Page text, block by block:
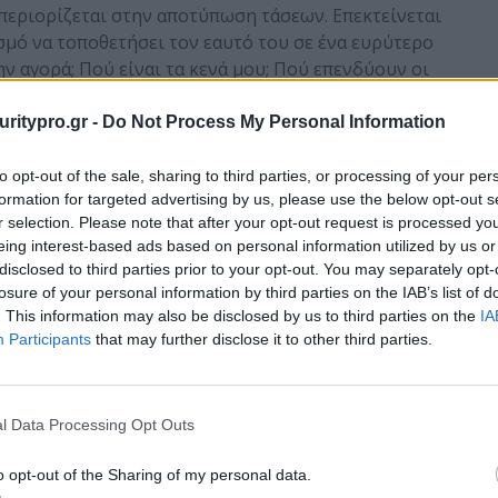
- Do Not Process My Personal Information
opt-out of the sale, sharing to third parties, or processing of your
for targeted advertising by us, please use the below opt-out
selection. Please note that after your opt-out request is processed
interest-based ads based on personal information utilized by us
to third parties prior to your opt-out. You may separately
of your personal information by third parties on the IAB’s list of
This information may also be disclosed by us to third parties on the
Participants that may further disclose it to other third parties.
Data Processing Opt Outs
opt-out of the Sharing of my personal data.
στην αποτύπωση τάσεων. Επεκτείνεται
να τοποθετήσει τον εαυτό του σε ένα ευρύτερο
αγορά; Πού είναι τα κενά μου; Πού επενδύουν οι
σε εκδηλώσεις όπως το NIS2 Day της
Summit και τα Cybersecurity Awards — όπου η
2025. Παράλληλα, η εταιρεία παραμένει η
label από τον ECSO, για 2η συνεχή χρονιά.
όλων
δεν είναι μόνο η διεξαγωγή της
των ευρημάτων. Κάθε χρόνο, η Pylones Hellas
τα συμπεράσματα, ώστε ολόκληρη η αγορά να
μέχρι την πιο πρόσφατη «The State of
όλες οι προηγούμενες εκδόσεις είναι